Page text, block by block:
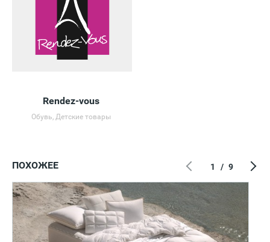
Rendez-vous
Обувь, Детские товары
ПОХОЖЕЕ 1 / 9